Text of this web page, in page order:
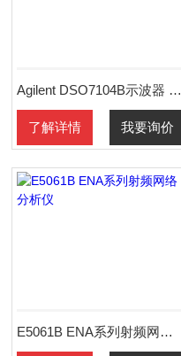
Agilent DSO7104B示波器 1GHZ 4个模拟通道
了解详情 我要询价
E5061B ENA系列射频网络分析仪